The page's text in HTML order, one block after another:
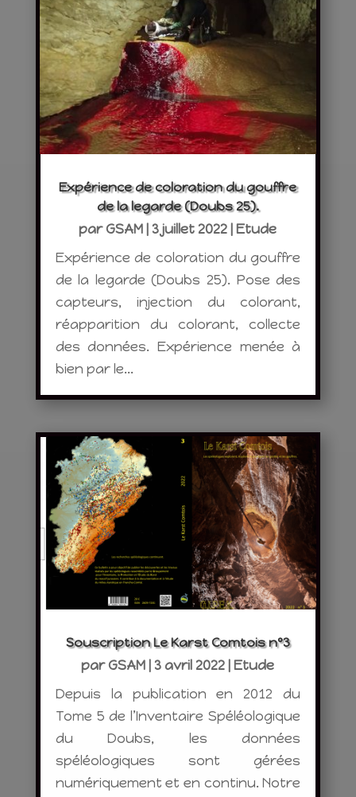
Expérience de coloration du gouffre
de la legarde (Doubs 25).
parGSAM |3 juillet 2022 |Etude
Expérience de coloration du gouffre
de la legarde (Doubs 25). Pose des
capteurs, injection du colorant,
réapparition du colorant, collecte
des données. Expérience menée à
bien par le...
Souscription Le Karst Comtois n°3
parGSAM |3 avril 2022 |Etude
Depuis la publication en 2012 du
Tome 5 de l’Inventaire Spéléologique
du Doubs, les données
spéléologiques sont gérées
numériquement et en continu. Notre